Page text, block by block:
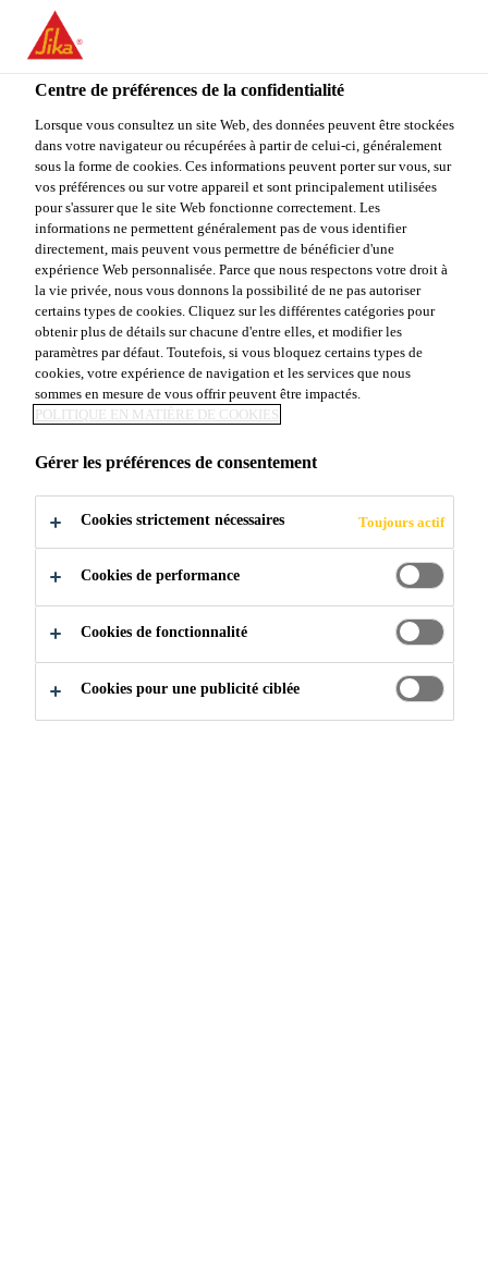
You are accessing "Sika Canada", it seems you are accessing it
from "États-Unis". We have a dedicated website for your country.
TO
SIKA
USA
CANADA WEBSITE
COUNTRY
Sika Canada
APPLICATIONS
MINIÈRES
Construction ... Applications Minières
Centre de préférences de la confidentialité
Lorsque vous consultez un site Web, des données peuvent être stockées
dans votre navigateur ou récupérées à partir de celui-ci, généralement
sous la forme de cookies. Ces informations peuvent porter sur vous, sur
vos préférences ou sur votre appareil et sont principalement utilisées
pour s'assurer que le site Web fonctionne correctement. Les
informations ne permettent généralement pas de vous identifier
directement, mais peuvent vous permettre de bénéficier d'une
expérience Web personnalisée. Parce que nous respectons votre droit à
la vie privée, nous vous donnons la possibilité de ne pas autoriser
certains types de cookies. Cliquez sur les différentes catégories pour
obtenir plus de détails sur chacune d'entre elles, et modifier les
paramètres par défaut. Toutefois, si vous bloquez certains types de
cookies, votre expérience de navigation et les services que nous
sommes en mesure de vous offrir peuvent être impactés.
POLITIQUE EN MATIÈRE DE COOKIES
Gérer les préférences de consentement
Cookies strictement nécessaires Toujours actif
Cookies de performance
Cookies de fonctionnalité
Cookies pour une publicité ciblée